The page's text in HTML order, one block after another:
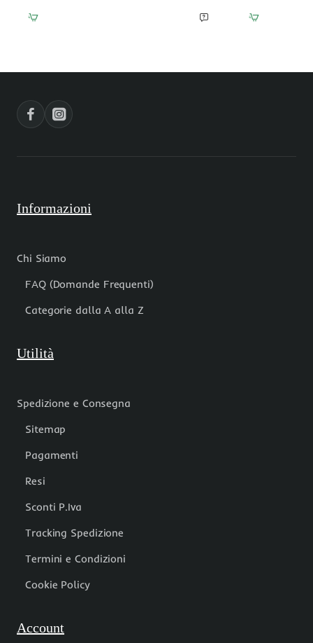
liscio
4
tondo
liscio
Informazioni
Chi Siamo
FAQ (Domande Frequenti)
Categorie dalla A alla Z
Utilità
Spedizione e Consegna
Sitemap
Pagamenti
Resi
Sconti P.Iva
Tracking Spedizione
Termini e Condizioni
Cookie Policy
Account